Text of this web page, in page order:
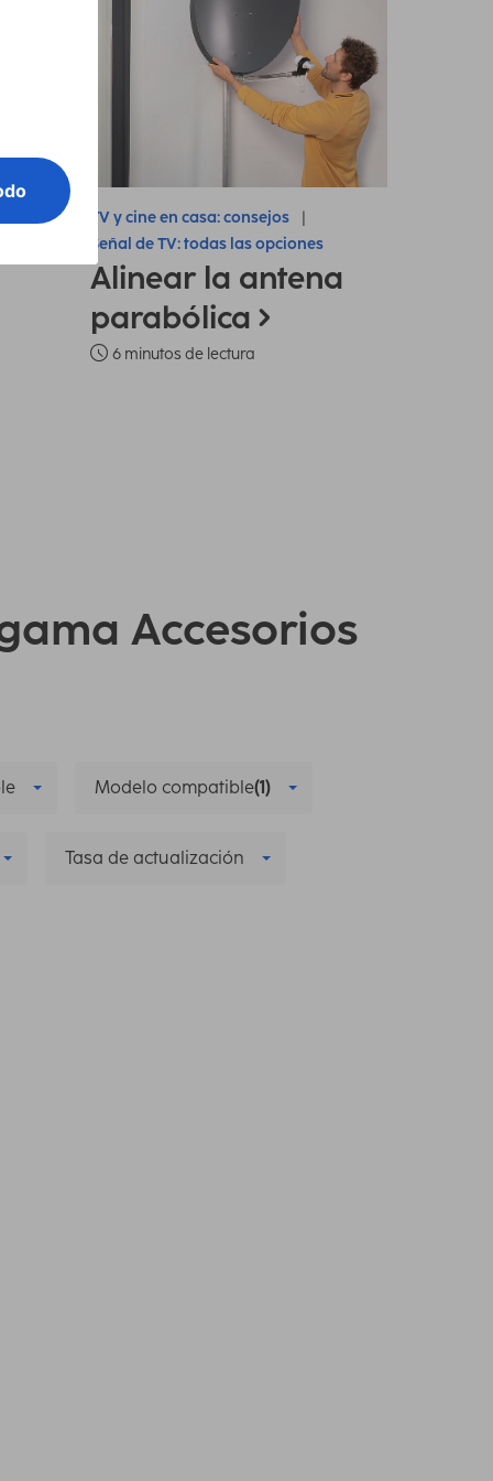
TV y cine en casa: consejos
Señal de TV: todas las opciones
Alinear la antena
parabólica
6 minutos de lectura
Accesorios
Modelo compatible(1)
Tasa de actualización